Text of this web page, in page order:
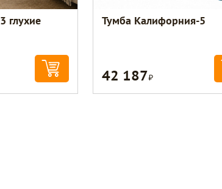
глухие
Тумба Калифорния-5
42 187Р